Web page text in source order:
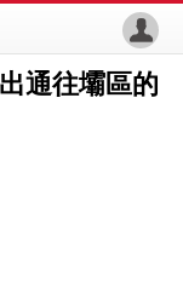
通往壩區的